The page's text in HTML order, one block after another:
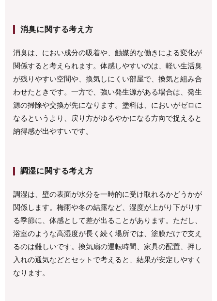
消臭に関する考え方
消臭は、におい成分の吸着や、触媒的な働きによる変化が
関係すると考えられます。体感しやすいのは、軽い生活臭
が残りやすい空間や、換気しにくい部屋で、換気と組み合
わせたときです。一方で、強い発生源がある場合は、発生
源の掃除や交換が先になります。塗料は、においがゼロに
なるというより、戻り方がゆるやかになる方向で捉えると
納得感が出やすいです。
調湿に関する考え方
調湿は、壁の表面が水分を一時的に受け取れるかどうかが
関係します。梅雨や冬の結露など、湿度が上がり下がりす
る季節に、体感として差が出ることがあります。ただし、
浴室のような高湿度が長く続く場所では、塗膜だけで支え
るのは難しいです。換気扇の運転時間、家具の配置、押し
入れの通気などとセットで考えると、結果が安定しやすく
なります。